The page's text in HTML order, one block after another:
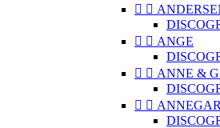
 
  ANGE
  ANNE &
 